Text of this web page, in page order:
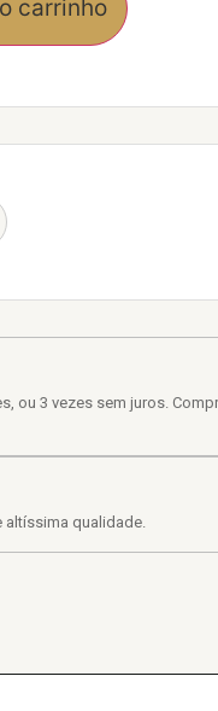
carrinho
ou 3 vezes sem juros.
altíssima qualidade.